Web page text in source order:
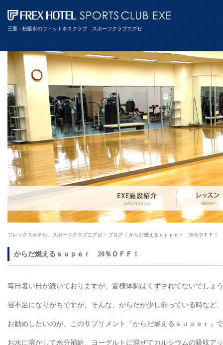
三重・松阪市のフィットネスクラブ スポーツクラブエグゼ
フレックスホテル、スポーツクラブエグゼ > ブログ > からだ燃えるｓｕｐｅｒ 20％ＯＦＦ！
からだ燃えるｓｕｐｅｒ 20％ＯＦＦ！
毎日暑い日が続いておりますが、皆様体調はくずされてないでしょ
寝不足になりがちですが、そんな、からだが少し弱っている時など、
お勧めしたいのが、このサプリメント『からだ燃えるｓｕｐｅｒ』
お水に溶かして水分補給、ヨーグルトに混ぜてカルシウムの吸収ア